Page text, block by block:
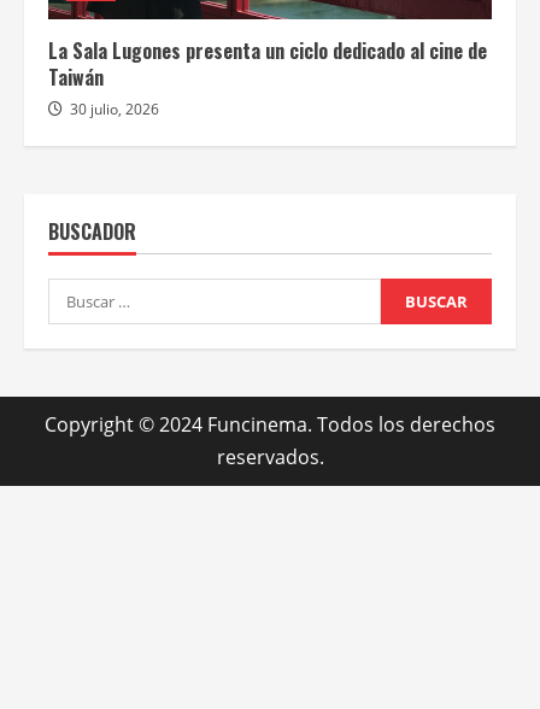
La Sala Lugones presenta un ciclo dedicado al cine de
Taiwán
30 julio, 2026
BUSCADOR
Buscar:
Copyright © 2024 Funcinema. Todos los derechos
reservados.